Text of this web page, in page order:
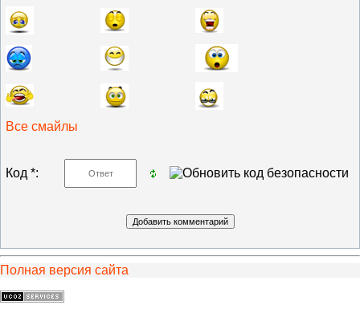
Все смайлы
Код *:
Полная версия сайта